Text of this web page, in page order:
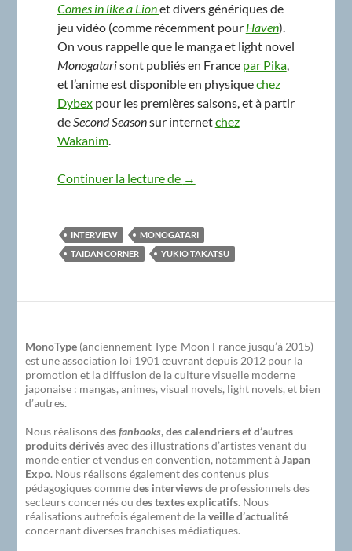
Comes in like a Lionet divers génériques de
jeu vidéo (comme récemment pour Haven).
On vous rappelle que le manga et light novel
Monogatarisont publiés en France par Pika,
et l’anime est disponible en physiquechez
Dybexpour les premières saisons, et à partir
deSecond Seasonsur internetchez
Wakanim.
Continuer la lecture de Taidan Corner #1 – Yukio
→
INTERVIEW
MONOGATARI
TAIDAN CORNER
YUKIO TAKATSU
MonoType (anciennement Type-Moon France jusqu’à 2015)
est une association loi 1901 œuvrant depuis 2012 pour la
promotion et la diffusion de la culture visuelle moderne
japonaise : mangas, animes, visual novels, light novels, et bien
d’autres.
Nous réalisonsdesfanbooks, des calendriers et d’autres
produits dérivésavec des illustrations d’artistes venant du
monde entier et vendus en convention, notamment à Japan
Expo. Nous réalisons également des contenus plus
pédagogiques commedes interviewsde professionnels des
secteurs concernés oudes textes explicatifs. Nous
réalisations autrefois également de laveille d’actualité
concernant diverses franchises médiatiques.